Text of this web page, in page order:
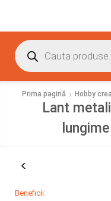
Prima pagină Hobby
Lant
Beneficii: